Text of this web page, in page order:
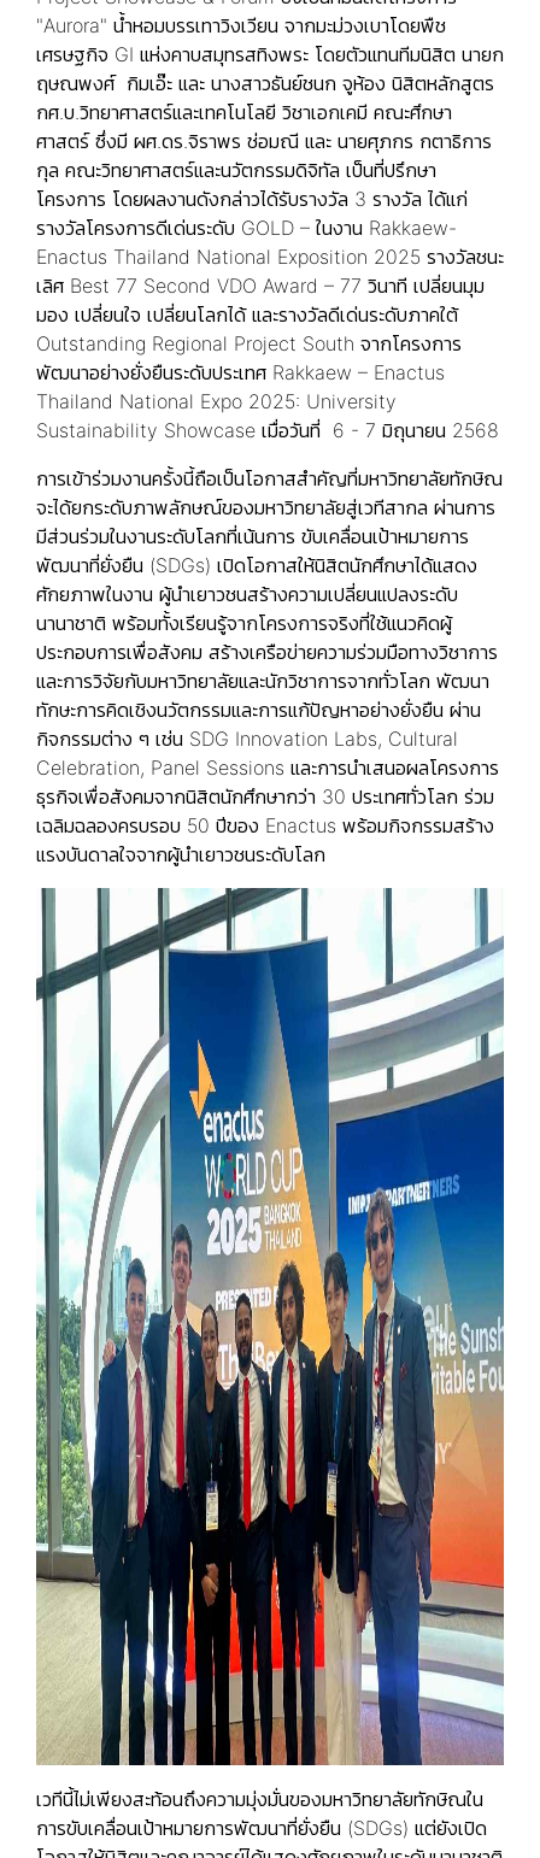
"Aurora" น้ำหอมบรรเทาวิงเวียน จากมะม่วงเบาโดยพืช
เศรษฐกิจ GI แห่งคาบสมุทรสทิงพระ โดยตัวแทนทีมนิสิต นายก
ฤษณพงศ์ กิมเอ๊ะ และ นางสาวธันย์ชนก จูห้อง นิสิตหลักสูตร
กศ.บ.วิทยาศาสตร์และเทคโนโลยี วิชาเอกเคมี คณะศึกษา
ศาสตร์ ซึ่งมี ผศ.ดร.จิราพร ช่อมณี และ นายศุภกร กตาธิการ
กุล คณะวิทยาศาสตร์และนวัตกรรมดิจิทัล เป็นที่ปรึกษา
โครงการ โดยผลงานดังกล่าวได้รับรางวัล 3 รางวัล ได้แก่
รางวัลโครงการดีเด่นระดับ GOLD – ในงาน Rakkaew-
Enactus Thailand National Exposition 2025 รางวัลชนะ
เลิศ Best 77 Second VDO Award – 77 วินาที เปลี่ยนมุม
มอง เปลี่ยนใจ เปลี่ยนโลกได้ และรางวัลดีเด่นระดับภาคใต้
Outstanding Regional Project South จากโครงการ
พัฒนาอย่างยั่งยืนระดับประเทศ Rakkaew – Enactus
Thailand National Expo 2025: University
Sustainability Showcase เมื่อวันที่ 6 - 7 มิถุนายน 2568
การเข้าร่วมงานครั้งนี้ถือเป็นโอกาสสำคัญที่มหาวิทยาลัยทักษิณ
จะได้ยกระดับภาพลักษณ์ของมหาวิทยาลัยสู่เวทีสากล ผ่านการ
มีส่วนร่วมในงานระดับโลกที่เน้นการ ขับเคลื่อนเป้าหมายการ
พัฒนาที่ยั่งยืน (SDGs) เปิดโอกาสให้นิสิตนักศึกษาได้แสดง
ศักยภาพในงาน ผู้นำเยาวชนสร้างความเปลี่ยนแปลงระดับ
นานาชาติ พร้อมทั้งเรียนรู้จากโครงการจริงที่ใช้แนวคิดผู้
ประกอบการเพื่อสังคม สร้างเครือข่ายความร่วมมือทางวิชาการ
และการวิจัยกับมหาวิทยาลัยและนักวิชาการจากทั่วโลก พัฒนา
ทักษะการคิดเชิงนวัตกรรมและการแก้ปัญหาอย่างยั่งยืน ผ่าน
กิจกรรมต่าง ๆ เช่น SDG Innovation Labs, Cultural
Celebration, Panel Sessions และการนำเสนอผลโครงการ
ธุรกิจเพื่อสังคมจากนิสิตนักศึกษากว่า 30 ประเทศทั่วโลก ร่วม
เฉลิมฉลองครบรอบ 50 ปีของ Enactus พร้อมกิจกรรมสร้าง
แรงบันดาลใจจากผู้นำเยาวชนระดับโลก
เวทีนี้ไม่เพียงสะท้อนถึงความมุ่งมั่นของมหาวิทยาลัยทักษิณใน
การขับเคลื่อนเป้าหมายการพัฒนาที่ยั่งยืน (SDGs) แต่ยังเปิด